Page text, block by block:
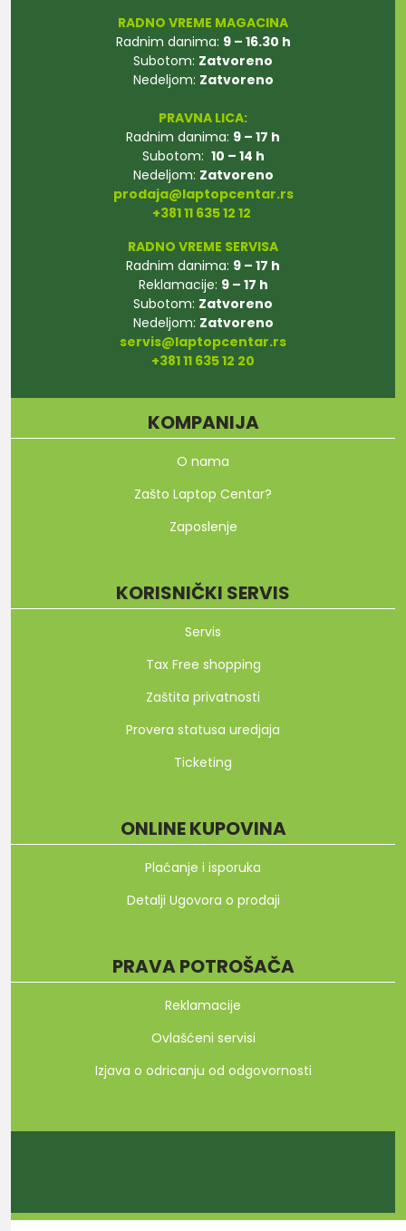
RADNO VREME MAGACINA
Radnim danima: 9 – 16.30 h
Subotom: Zatvoreno
Nedeljom: Zatvoreno
PRAVNA LICA:
Radnim danima: 9 – 17 h
Subotom: 10 – 14 h
Nedeljom: Zatvoreno
prodaja@laptopcentar.rs
+381 11 635 12 12
RADNO VREME SERVISA
Radnim danima: 9 – 17 h
Reklamacije: 9 – 17 h
Subotom: Zatvoreno
Nedeljom: Zatvoreno
servis@laptopcentar.rs
+381 11 635 12 20
KOMPANIJA
O nama
Zašto Laptop Centar?
Zaposlenje
KORISNIČKI SERVIS
Servis
Tax Free shopping
Zaštita privatnosti
Provera statusa uredjaja
Ticketing
ONLINE KUPOVINA
Plaćanje i isporuka
Detalji Ugovora o prodaji
PRAVA POTROŠAČA
Reklamacije
Ovlašćeni servisi
Izjava o odricanju od odgovornosti